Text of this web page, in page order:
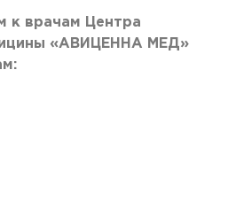
к врачам Центра
«АВИЦЕННА МЕД»